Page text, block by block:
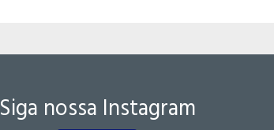
Siga nossa Instagram